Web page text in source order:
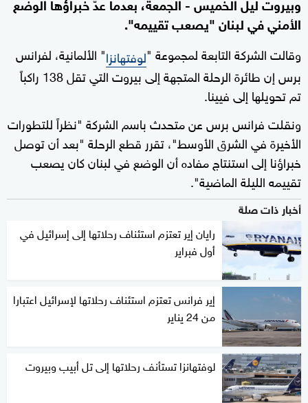
الأمني في لبنان "يصعب تقييمه".
وقالت الشركة التابعة لمجموعة "لوفتهانزا" الألمانية، لفرانس
برس إن طائرة الرحلة المتجهة إلى بيروت التي تقل 138 راكباً
تم تحويلها إلى فيينا.
ونقلت فرانس برس عن متحدث باسم الشركة "نظراً للتطورات
الأخيرة في الشرق الأوسط"، تقرر قطع الرحلة "بعد أن توصل
خبراؤنا إلى استنتاج مفاده أن الوضع في لبنان كان يصعب
تقييمه الليلة الماضية".
أخبار ذات صلة
رايان إير تعتزم استئناف رحلاتها إلى إسرائيل في
أول فبراير
إير فرانس تعتزم استئناف رحلاتها لإسرائيل اعتبارا
من 24 يناير
لوفتهانزا تستأنف رحلاتها إلى تل أبيب وبيروت